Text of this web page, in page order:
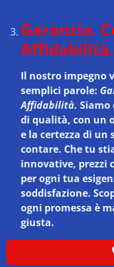
Garanzia.
Affidabilità.
Il nostro impegno
semplici parole:
Affidabilità.
di qualità, con un
e la certezza di un
contare. Che tu
innovative, prezzi
per ogni tua
soddisfazione.
ogni promessa è
giusta.